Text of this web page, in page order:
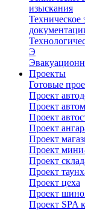
изыскания
Техническое
Э
Проекты
Готовые
Проект
Проект
Проект
Проект
Проект
Проект
Проект
Проект
Проект цеха
Проект
Проект SPA